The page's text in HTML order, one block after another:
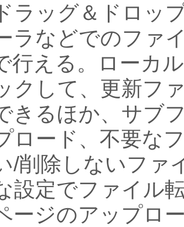
ラッグ＆ドロッ
ラなどでのファ
行える。ローカ
クして、更新フ
きるほか、サブ
ロード、不要な
/削除しないファ
設定でファイル
ージのアップロ